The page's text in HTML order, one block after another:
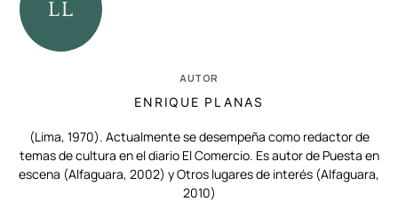
AUTOR
ENRIQUE PLANAS
(Lima, 1970). Actualmente se desempeña como redactor de
temas de cultura en el diario El Comercio. Es autor de Puesta en
escena (Alfaguara, 2002) y Otros lugares de interés (Alfaguara,
2010)